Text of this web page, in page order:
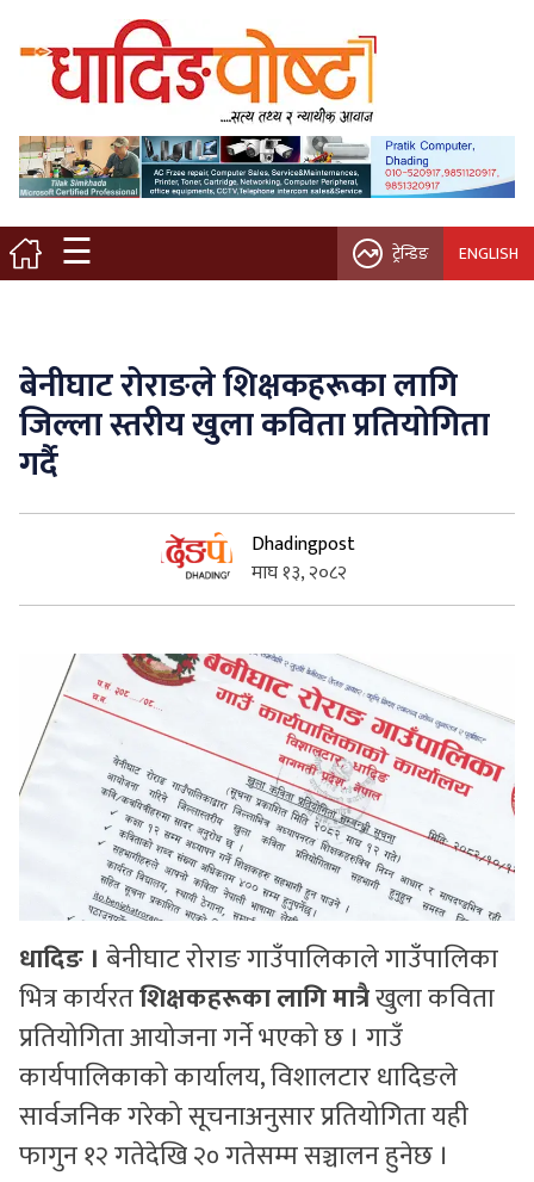
☰
मुख्य पृष्ठ
स्थानीय समाचार
विचार / ब्लग
नगर/गाउँ पालिका
कृषि/सहकारी
साहित्य / संस्कृति
प्रवास
भिडियो
ट्रेन्डिङ ENGLISH
बेनीघाट रोराङले शिक्षकहरूका लागि
जिल्ला स्तरीय खुला कविता प्रतियोगिता
गर्दै
Dhadingpost
माघ १३, २०८२
धादिङ । बेनीघाट रोराङ गाउँपालिकाले गाउँपालिका
भित्र कार्यरतशिक्षकहरूका लागि मात्रैखुला कविता
प्रतियोगिता आयोजना गर्ने भएको छ । गाउँ
कार्यपालिकाको कार्यालय, विशालटार धादिङले
सार्वजनिक गरेको सूचनाअनुसार प्रतियोगिता यही
फागुन १२ गतेदेखि २० गतेसम्म सञ्चालन हुनेछ ।